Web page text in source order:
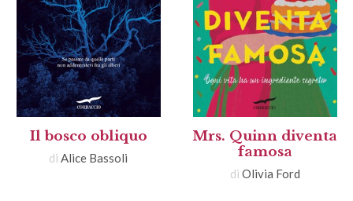
Il bosco obliquo
di Alice Bassoli
Mrs. Quinn diventa
famosa
di Olivia Ford